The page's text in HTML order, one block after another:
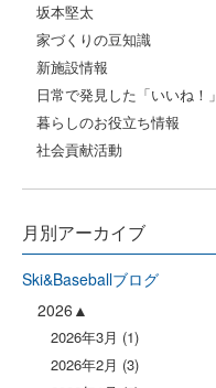
坂本堅太
家づくりの豆知識
新施設情報
日常で発見した「いいね！」
暮らしのお役立ち情報
社会貢献活動
月別アーカイブ
Ski&Baseballブログ
2026
2026年3月 (1)
2026年2月 (3)